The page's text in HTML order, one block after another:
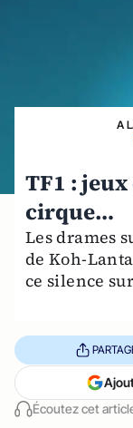
A
TF1 :
cirque…
Les drames
de Koh-
ce silence
Écoutez cet